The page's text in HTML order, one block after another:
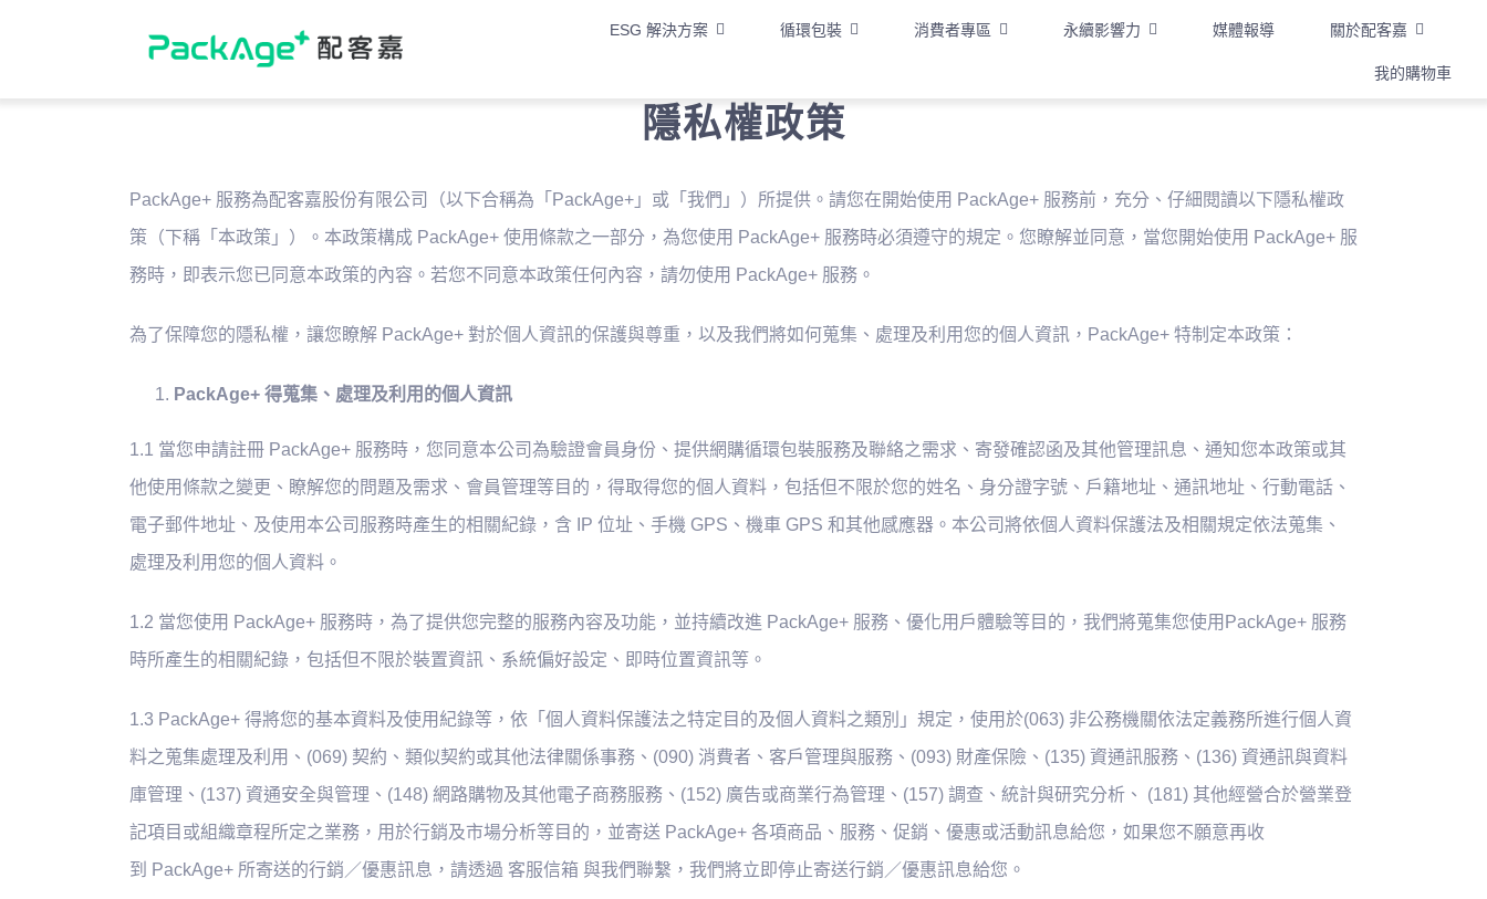
ESG 解決方案 循環包裝 消費者專區 永續影響力 媒體報導 關於配客嘉
我的購物車
隱私權政策
PackAge+ 服務為配客嘉股份有限公司（以下合稱為「PackAge+」或「我們」）所提供。請您在開始使用 PackAge+ 服務前，充分、仔細閱讀以下隱私權政
策（下稱「本政策」）。本政策構成 PackAge+ 使用條款之一部分，為您使用 PackAge+ 服務時必須遵守的規定。您瞭解並同意，當您開始使用 PackAge+ 服
務時，即表示您已同意本政策的內容。若您不同意本政策任何內容，請勿使用 PackAge+ 服務。
為了保障您的隱私權，讓您瞭解 PackAge+ 對於個人資訊的保護與尊重，以及我們將如何蒐集、處理及利用您的個人資訊，PackAge+ 特制定本政策：
PackAge+ 得蒐集、處理及利用的個人資訊
1.1 當您申請註冊 PackAge+ 服務時，您同意本公司為驗證會員身份、提供網購循環包裝服務及聯絡之需求、寄發確認函及其他管理訊息、通知您本政策或其
他使用條款之變更、瞭解您的問題及需求、會員管理等目的，得取得您的個人資料，包括但不限於您的姓名、身分證字號、戶籍地址、通訊地址、行動電話、
電子郵件地址、及使用本公司服務時產生的相關紀錄，含 IP 位址、手機 GPS、機車 GPS 和其他感應器。本公司將依個人資料保護法及相關規定依法蒐集、
處理及利用您的個人資料。
1.2 當您使用 PackAge+ 服務時，為了提供您完整的服務內容及功能，並持續改進 PackAge+ 服務、優化用戶體驗等目的，我們將蒐集您使用PackAge+ 服務
時所產生的相關紀錄，包括但不限於裝置資訊、系統偏好設定、即時位置資訊等。
1.3 PackAge+ 得將您的基本資料及使用紀錄等，依「個人資料保護法之特定目的及個人資料之類別」規定，使用於(063) 非公務機關依法定義務所進行個人資
料之蒐集處理及利用、(069) 契約、類似契約或其他法律關係事務、(090) 消費者、客戶管理與服務、(093) 財產保險、(135) 資通訊服務、(136) 資通訊與資料
庫管理、(137) 資通安全與管理、(148) 網路購物及其他電子商務服務、(152) 廣告或商業行為管理、(157) 調查、統計與研究分析、 (181) 其他經營合於營業登
記項目或組織章程所定之業務，用於行銷及市場分析等目的，並寄送 PackAge+ 各項商品、服務、促銷、優惠或活動訊息給您，如果您不願意再收
到 PackAge+ 所寄送的行銷／優惠訊息，請透過 客服信箱 與我們聯繫，我們將立即停止寄送行銷／優惠訊息給您。